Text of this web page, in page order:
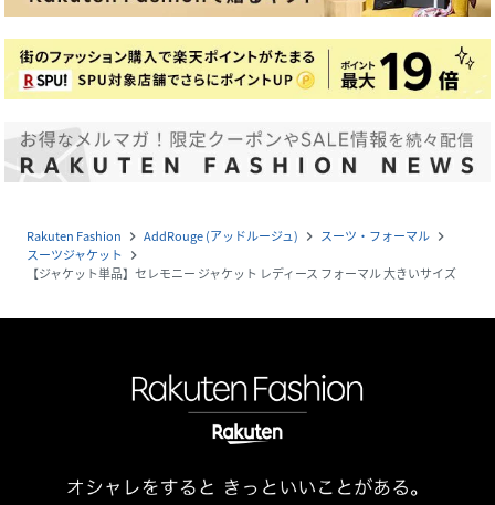
Rakuten Fashion navigate_next AddRouge (アッドルージュ) navigate_next スーツ・フォーマル navigate_next
スーツジャケット navigate_next
【ジャケット単品】セレモニー ジャケット レディース フォーマル 大きいサイズ